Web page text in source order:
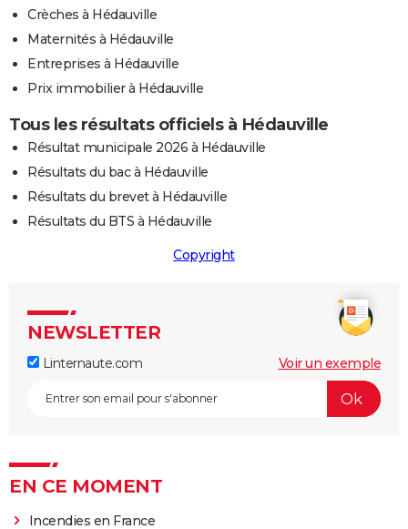
Crèches à Hédauville
Maternités à Hédauville
Entreprises à Hédauville
Prix immobilier à Hédauville
Tous les résultats officiels à Hédauville
Résultat municipale 2026 à Hédauville
Résultats du bac à Hédauville
Résultats du brevet à Hédauville
Résultats du BTS à Hédauville
Copyright
NEWSLETTER
Linternaute.com Voir un exemple
EN CE MOMENT
Incendies en France